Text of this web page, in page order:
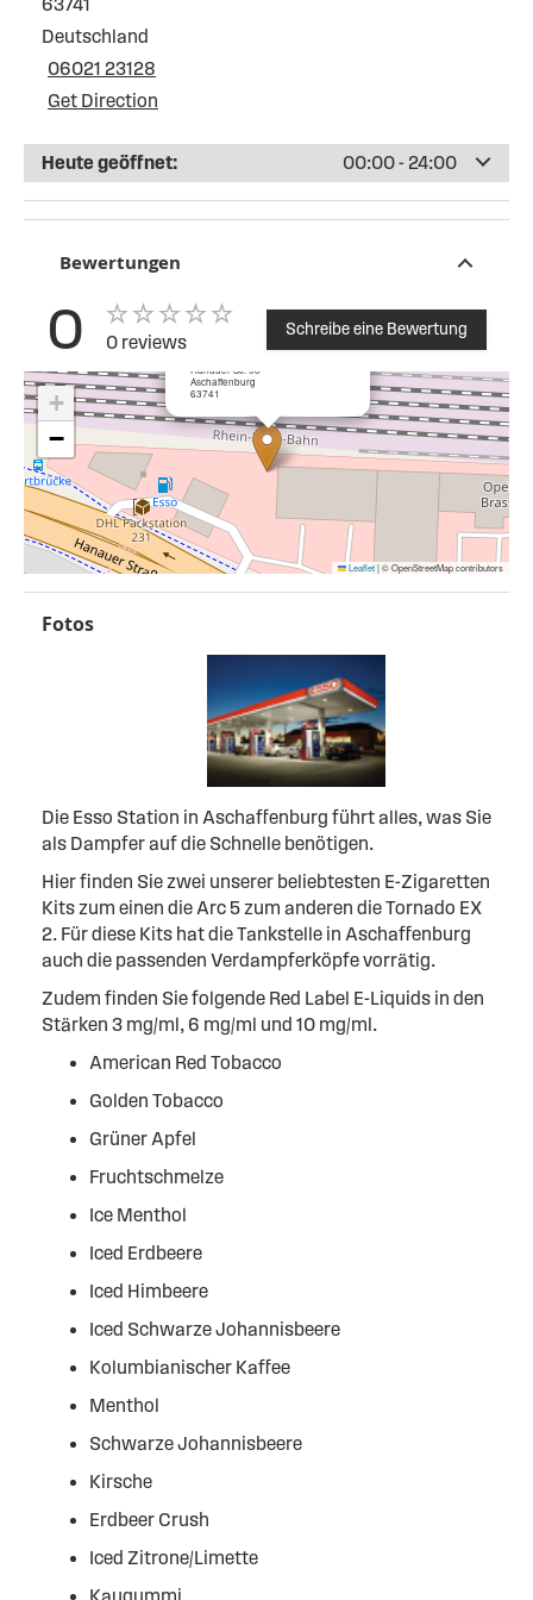
63741
Deutschland
06021 23128
Get Direction
Heute geöffnet: 00:00 - 24:00
Bewertungen
0 0 reviews
Schreibe eine Bewertung
Hanauer Str. 98
Aschaffenburg
63741
×
+
−
Leaflet|© OpenStreetMap contributors
Fotos
Die Esso Station in Aschaffenburg führt alles, was Sie
als Dampfer auf die Schnelle benötigen.
Hier finden Sie zwei unserer beliebtesten E-Zigaretten
Kits zum einen die Arc 5 zum anderen die Tornado EX
2. Für diese Kits hat die Tankstelle in Aschaffenburg
auch die passenden Verdampferköpfe vorrätig.
Zudem finden Sie folgende Red Label E-Liquids in den
Stärken 3 mg/ml, 6 mg/ml und 10 mg/ml.
American Red Tobacco
Golden Tobacco
Grüner Apfel
Fruchtschmelze
Ice Menthol
Iced Erdbeere
Iced Himbeere
Iced Schwarze Johannisbeere
Kolumbianischer Kaffee
Menthol
Schwarze Johannisbeere
Kirsche
Erdbeer Crush
Iced Zitrone/Limette